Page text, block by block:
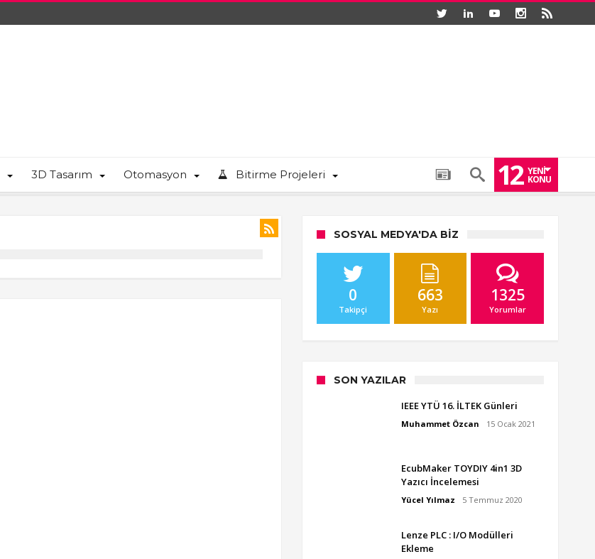
3D Tasarım Otomasyon Bitirme Projeleri 12 YENI
KONU
SOSYAL MEDYA'DA BIZ
0
Takipçi
663
Yazı
1325
Yorumlar
SON YAZILAR
IEEE YTÜ 16. İLTEK Günleri
Muhammet Özcan 15 Ocak 2021
EcubMaker TOYDIY 4in1 3D
Yazıcı İncelemesi
Yücel Yılmaz 5 Temmuz 2020
Lenze PLC : I/O Modülleri
Ekleme